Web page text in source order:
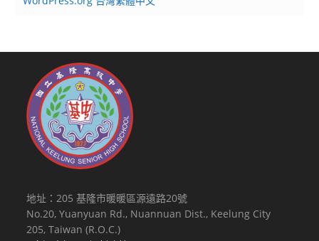
地址：205 基隆市暖暖區源遠路20號
No.20, Yuanyuan Rd., Nuannuan Dist., Keelung City
205, Taiwan (R.O.C.)